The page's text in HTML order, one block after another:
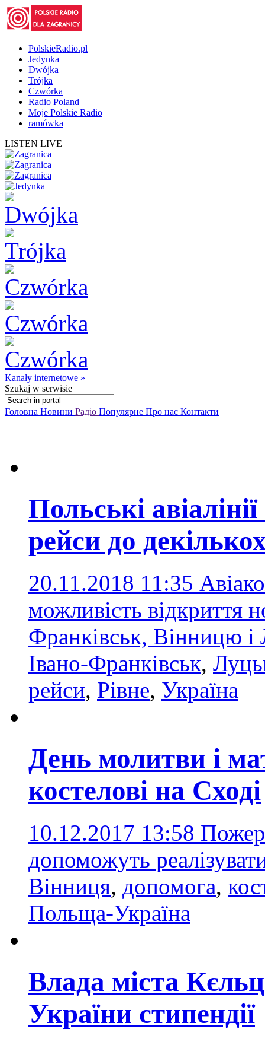
PolskieRadio.pl
Jedynka
Dwójka
Trójka
Czwórka
Radio Poland
Moje Polskie Radio
ramówka
LISTEN LIVE
Kanały internetowe »
Szukaj w serwisie
Головна Новини Радіо Популярне Про нас Контакти
Польські
рейси до
20.11.2018 11:35
можливість відкриття
Франківськ, Вінницю
Івано-Франківськ,
рейси, Рівне, Україна
День молитви і
костелові на Сході
10.12.2017 13:58
допоможуть
Вінниця, допомога,
Польща-Україна
Влада міста
України стипендії